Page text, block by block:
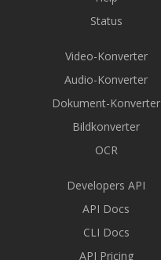
Status
Video-Konverter
Audio-Konverter
Dokument-Konverter
Bildkonverter
OCR
Developers API
API Docs
CLI Docs
API Pricing